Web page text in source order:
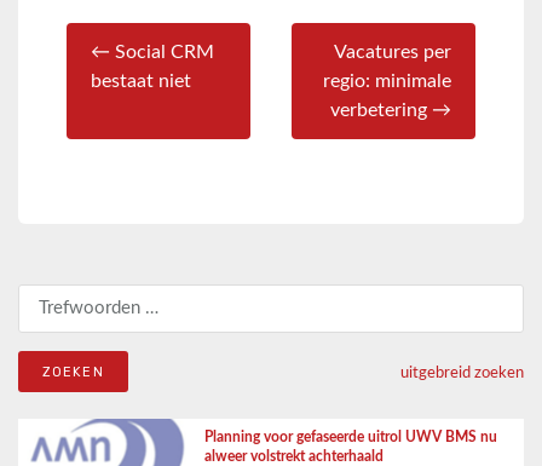
← Social CRM
bestaat niet
Vacatures per
regio: minimale
verbetering →
Zoeken naar:
uitgebreid zoeken
Planning voor gefaseerde uitrol UWV BMS nu
alweer volstrekt achterhaald